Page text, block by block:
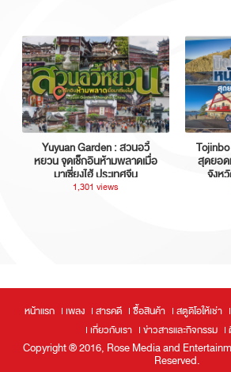
Yuyuan Garden : สวนอวี้
หยวน จุดเช็กอินห้ามพลาดเมื่อ
มาเซี่ยงไฮ้ ประเทศจีน
1,301 views
สุดยอด
จังห
หน้าแรก เพลง สารคดี ซื้อสินค้า สตูดิโอให้เช่า
เกี่ยวกับเรา
ข่าวสารและกิจกรรม
Copyright ® 2016, Rose Media and
Reserved.